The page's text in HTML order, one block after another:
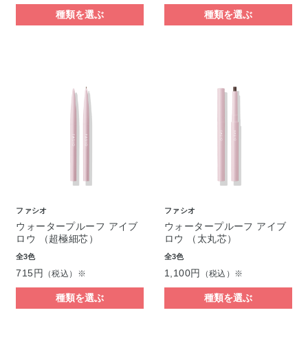
種類を選ぶ 種類を選ぶ
ファシオ
ウォータープルーフ アイブ
ロウ （超極細芯）
全3色
715円 （税込）※
種類を選ぶ
ファシオ
ウォータープルーフ アイブ
ロウ （太丸芯）
全3色
1,100円 （税込）※
種類を選ぶ